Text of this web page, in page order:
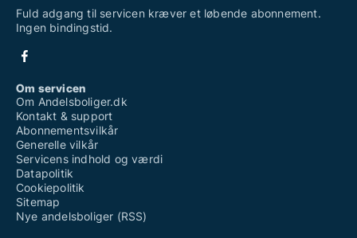
Fuld adgang til servicen kræver et løbende abonnement.
Ingen bindingstid.
Om servicen
Om Andelsboliger.dk
Kontakt & support
Abonnementsvilkår
Generelle vilkår
Servicens indhold og værdi
Datapolitik
Cookiepolitik
Sitemap
Nye andelsboliger (RSS)